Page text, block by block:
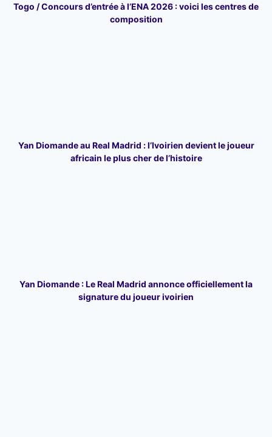
Togo / Concours d’entrée à l’ENA 2026 : voici les centres de
composition
Yan Diomande au Real Madrid : l’Ivoirien devient le joueur
africain le plus cher de l’histoire
Yan Diomande : Le Real Madrid annonce officiellement la
signature du joueur ivoirien